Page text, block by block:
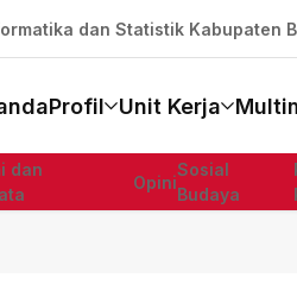
dan Statistik Kabupaten
Profil Unit Kerja
dan
Opini
Sosial
Budaya